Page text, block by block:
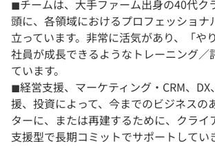
◼︎チームは、大手ファーム出身の40代ク
頭に、各領域におけるプロフェッショナ
立っています。非常に活気があり、「や
社員が成長できるようなトレーニング／
ています。
◼︎経営支援、マーケティング・CRM、DX
援、投資によって、今までのビジネスの
ターに、または再建するために、クライ
支援型で長期コミットでサポートしてい